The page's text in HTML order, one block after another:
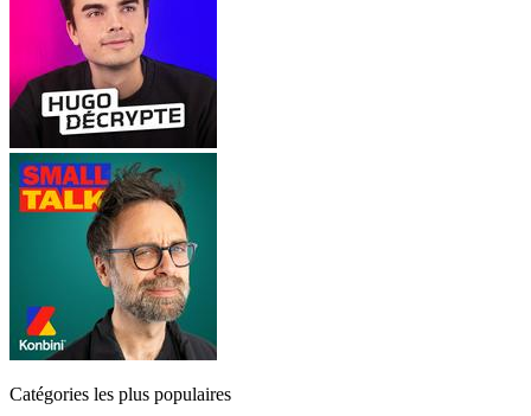
Catégories les plus populaires